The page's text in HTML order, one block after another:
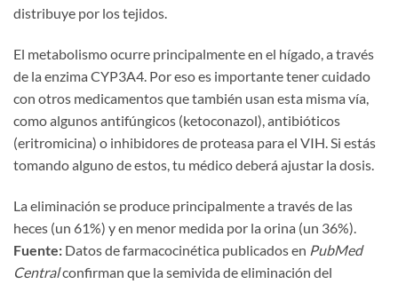
distribuye por los tejidos.
El metabolismo ocurre principalmente en el hígado, a través
de la enzima CYP3A4. Por eso es importante tener cuidado
con otros medicamentos que también usan esta misma vía,
como algunos antifúngicos (ketoconazol), antibióticos
(eritromicina) o inhibidores de proteasa para el VIH. Si estás
tomando alguno de estos, tu médico deberá ajustar la dosis.
La eliminación se produce principalmente a través de las
heces (un 61%) y en menor medida por la orina (un 36%).
Fuente: Datos de farmacocinética publicados en PubMed
Centralconfirman que la semivida de eliminación del